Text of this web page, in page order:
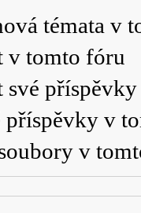
témata v
v tomto fóru
své
příspěvky v
v